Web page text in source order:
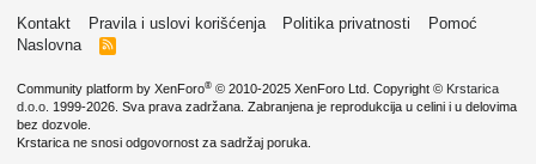
Kontakt
Pravila i uslovi korišćenja Politika privatnosti
Pomoć
Naslovna
R
Community platform by XenForo® © 2010-2025 XenForo Ltd. Copyright © Krstarica
d.o.o. 1999-2026. Sva prava zadržana. Zabranjena je reprodukcija u celini i u delovima
bez dozvole.
Krstarica ne snosi odgovornost za sadržaj poruka.